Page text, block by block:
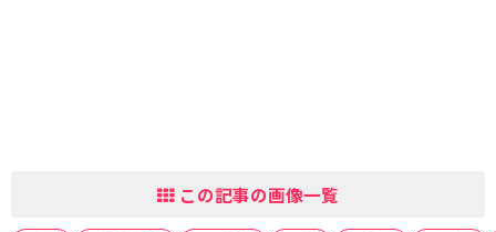
この記事の画像一覧